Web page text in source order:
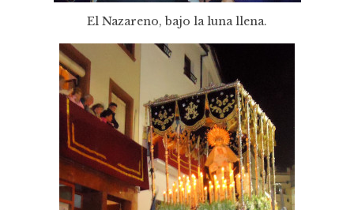
El Nazareno, bajo la luna llena.